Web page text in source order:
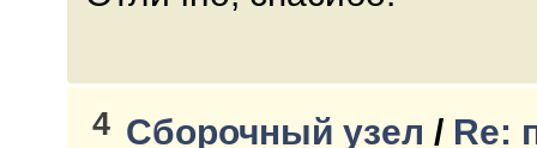
4 Сборочный узел / Re: